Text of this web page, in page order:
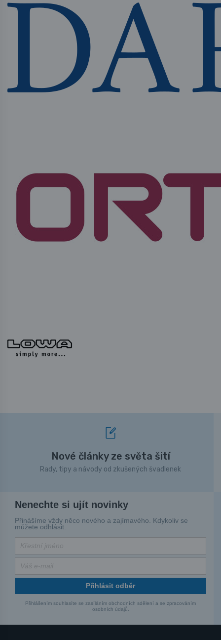
Nové články ze světa šití
Rady, tipy a návody od zkušených švadlenek
Nenechte si ujít novinky
Přinášíme vždy něco nového a zajímavého. Kdykoliv se
můžete odhlásit.
Přihlásit odběr
Přihlášením souhlasíte se zasíláním obchodních sdělení a se zpracováním
osobních údajů.